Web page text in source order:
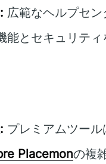
広範なヘルプセン
能とセキュリテ
プレミアムツール
Placemonの複